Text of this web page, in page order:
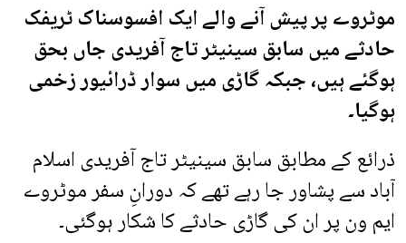
موٹروے پر پیش آنے والے ایک افسوسناک ٹریفک
حادثے میں سابق سینیٹر تاج آفریدی جاں بحق
ہوگئے ہیں، جبکہ گاڑی میں سوار ڈرائیور زخمی
ہوگیا۔
ذرائع کے مطابق سابق سینیٹر تاج آفریدی اسلام
آباد سے پشاور جا رہے تھے کہ دورانِ سفر موٹروے
ایم ون پر ان کی گاڑی حادثے کا شکار ہوگئی۔